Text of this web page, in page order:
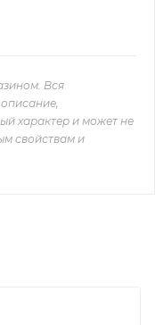
Вся
характер и может не
свойствам и